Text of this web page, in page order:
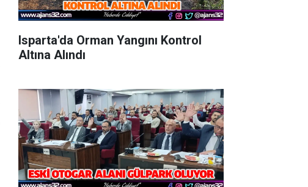
Isparta'da Orman Yangını Kontrol
Altına Alındı